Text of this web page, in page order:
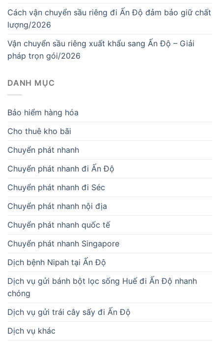
Cách vận chuyển sầu riêng đi Ấn Độ đảm bảo giữ chất
lượng/2026
Vận chuyển sầu riêng xuất khẩu sang Ấn Độ – Giải
pháp trọn gói/2026
DANH MỤC
Bảo hiểm hàng hóa
Cho thuê kho bãi
Chuyển phát nhanh
Chuyển phát nhanh đi Ấn Độ
Chuyển phát nhanh đi Séc
Chuyển phát nhanh nội địa
Chuyển phát nhanh quốc tế
Chuyển phát nhanh Singapore
Dịch bệnh Nipah tại Ấn Độ
Dịch vụ gửi bánh bột lọc sống Huế đi Ấn Độ nhanh
chóng
Dịch vụ gửi trái cây sấy đi Ấn Độ
Dịch vụ khác